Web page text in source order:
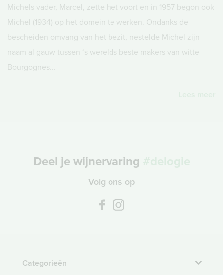
Michels vader, Marcel, zette het voort en in 1957 begon ook
Michel (1934) op het domein te werken. Ondanks de
bescheiden omvang van het bezit, nestelde Michel zijn
naam al gauw tussen ‘s werelds beste makers van witte
Bourgognes...
Deel je wijnervaring
Volg ons op
Categorieën